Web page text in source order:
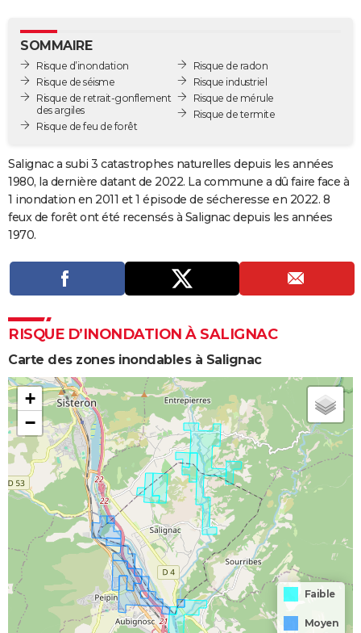
GUIDES D'ACHAT
BONS PLANS
CARTE DE VOEUX
Dictionnaire
Biographies
Citations
Expressions
Proverbes
PROGRAMME TV
COPAINS D'AVANT
SOMMAIRE
Risque d’inondation
Risque de séisme
Risque de retrait-gonflement
des argiles
Risque de feu de forêt
Risque de radon
Risque industriel
Risque de mérule
Risque de termite
Salignac a subi 3 catastrophes naturelles depuis les années
1980, la dernière datant de 2022. La commune a dû faire face à
1 inondation en 2011 et 1 épisode de sécheresse en 2022. 8
feux de forêt ont été recensés à Salignac depuis les années
1970.
RISQUE D’INONDATION À SALIGNAC
Carte des zones inondables à Salignac
+
−
Faible
Moyen